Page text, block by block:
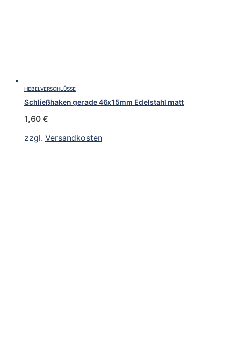
HEBELVERSCHLÜSSE
Schließhaken gerade 46x15mm Edelstahl matt
1,60 €
zzgl. Versandkosten